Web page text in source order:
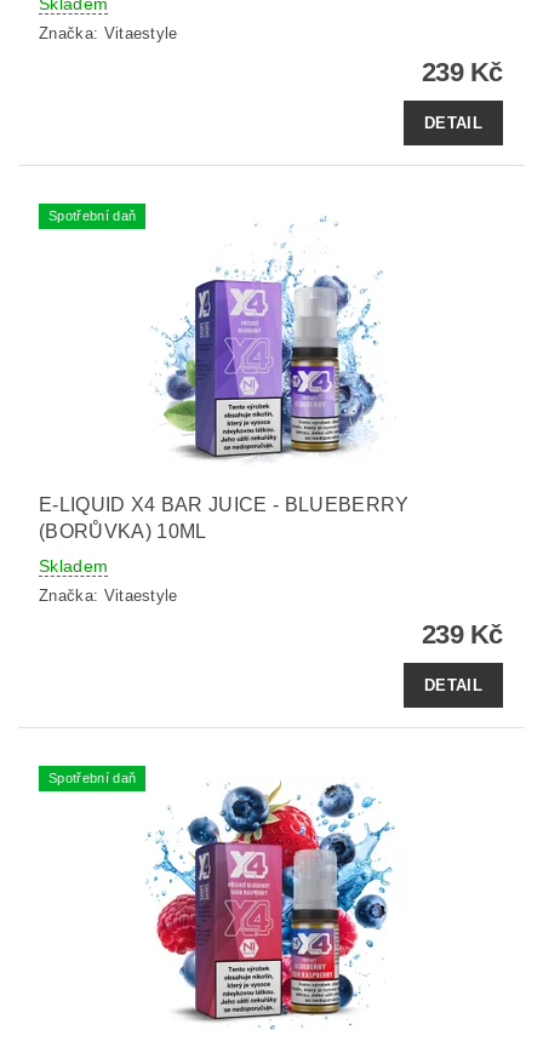
Skladem
Značka: Vitaestyle
239 Kč
DETAIL
Spotřební daň
E-LIQUID X4 BAR JUICE - BLUEBERRY
(BORŮVKA) 10ML
Skladem
Značka: Vitaestyle
239 Kč
DETAIL
Spotřební daň